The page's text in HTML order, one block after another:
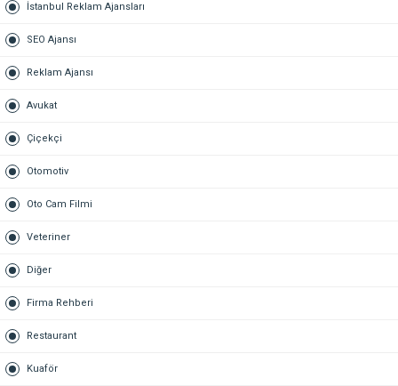
İstanbul Reklam Ajansları
SEO Ajansı
Reklam Ajansı
Avukat
Çiçekçi
Otomotiv
Oto Cam Filmi
Veteriner
Diğer
Firma Rehberi
Restaurant
Kuaför